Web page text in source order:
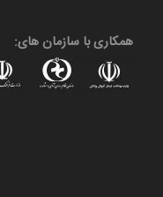
همکاری با سازمان های: